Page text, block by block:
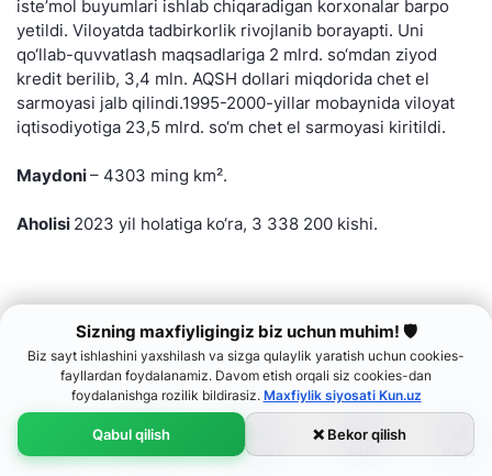
Sizning maxfiyligingiz biz uchun muhim! 🛡
Biz sayt ishlashini yaxshilash va sizga qulaylik yaratish uchun cookies-
fayllardan foydalanamiz. Davom etish orqali siz cookies-dan
foydalanishga rozilik bildirasiz. Maxfiylik siyosati Kun.uz
Qabul qilish ❌ Bekor qilish
iste’mol buyumlari ishlab chiqaradigan korxonalar barpo
yetildi. Viloyatda tadbirkorlik rivojlanib borayapti. Uni
qo‘llab-quvvatlash maqsadlariga 2 mlrd. so‘mdan ziyod
kredit berilib, 3,4 mln. AQSH dollari miqdorida chet el
sarmoyasi jalb qilindi.1995-2000-yillar mobaynida viloyat
iqtisodiyotiga 23,5 mlrd. so‘m chet el sarmoyasi kiritildi.
Maydoni– 4303 ming km².
Aholisi 2023 yil holatiga ko‘ra, 3 338 200 kishi.
Bosh sahifa Ko‘rsatuvlar Menyu